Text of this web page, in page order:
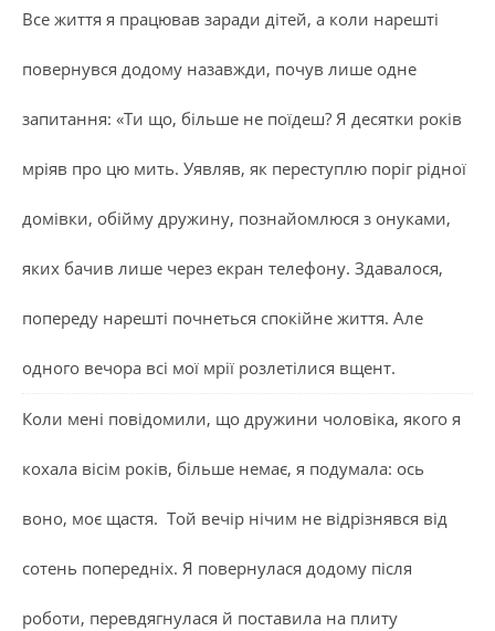
Все життя я працював заради дітей, а коли нарешті
повернувся додому назавжди, почув лише одне
запитання: «Ти що, більше не поїдеш? Я десятки років
мріяв про цю мить. Уявляв, як переступлю поріг рідної
домівки, обійму дружину, познайомлюся з онуками,
яких бачив лише через екран телефону. Здавалося,
попереду нарешті почнеться спокійне життя. Але
одного вечора всі мої мрії розлетілися вщент.
Коли мені повідомили, що дружини чоловіка, якого я
кохала вісім років, більше немає, я подумала: ось
воно, моє щастя. Той вечір нічим не відрізнявся від
сотень попередніх. Я повернулася додому після
роботи, перевдягнулася й поставила на плиту